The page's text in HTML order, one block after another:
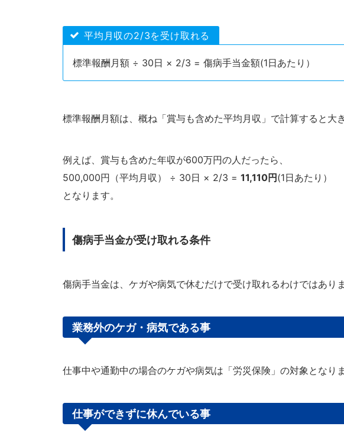
平均月収の2/3を受け取れる
標準報酬月額 ÷ 30日 × 2/3 = 傷病手当金額(1日あたり）
標準報酬月額は、概ね「賞与も含めた平均月収」で計算すると大
例えば、賞与も含めた年収が600万円の人だったら、
500,000円（平均月収） ÷ 30日 × 2/3 = 11,110円(1日あたり）
となります。
傷病手当金が受け取れる条件
傷病手当金は、ケガや病気で休むだけで受け取れるわけではあり
業務外のケガ・病気である事
仕事中や通勤中の場合のケガや病気は「労災保険」の対象となり
仕事ができずに休んでいる事